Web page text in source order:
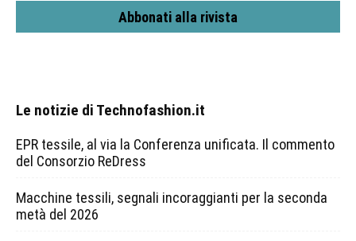
Abbonati alla rivista
Le notizie di Technofashion.it
EPR tessile, al via la Conferenza unificata. Il commento
del Consorzio ReDress
Macchine tessili, segnali incoraggianti per la seconda
metà del 2026